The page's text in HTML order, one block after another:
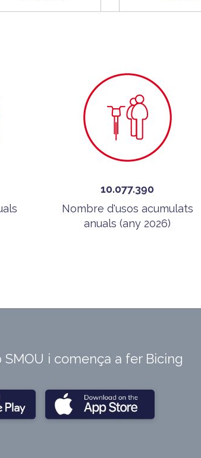
10.077.390
Nombre d'usos acumulats
anuals (any 2026)
i comença a fer Bicing